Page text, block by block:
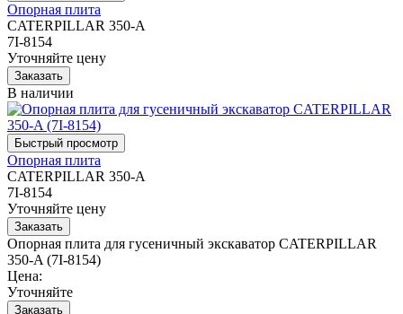
Опорная плита
CATERPILLAR 350-A
7I-8154
Уточняйте цену
В наличии
Опорная плита
CATERPILLAR 350-A
7I-8154
Уточняйте цену
Опорная плита для гусеничный экскаватор CATERPILLAR
350-A (7I-8154)
Цена:
Уточняйте